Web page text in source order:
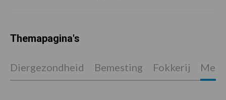
Themapagina's
Diergezondheid Bemesting Fokkerij